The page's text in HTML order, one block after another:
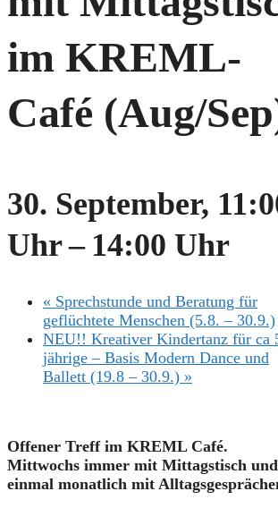
im KREML-
Café (Aug/
30. September,
Uhr– 14:00 Uhr
« Sprechstunde und Beratung für
geflüchtete Menschen (5.8. – 30.9.)
NEU!! Kreativer Kindertanz für ca
jährige – Basis Modern Dance und
Ballett (19.8 – 30.9.) »
Offener Treff im KREML Café.
Mittwochs immer mit Mittagstisch und
einmal monatlich mit